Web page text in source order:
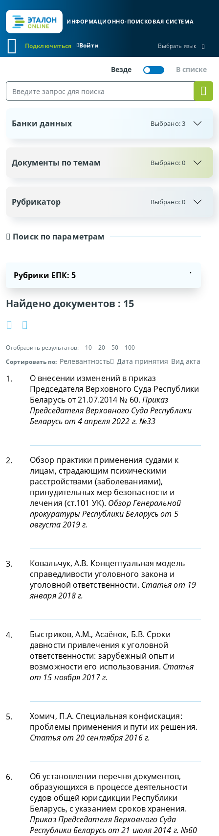
ИНФОРМАЦИОННО-ПОИСКОВАЯ СИСТЕМА
Войти
Подключиться Выбрать язык
Поиск по параметрам
Рубрики ЕПК: 5
Найдено документов : 15
Отобразить результатов: 10 20 50
100
Сортировать по: Релевантность Дата принятия Вид акта
1.
О внесении изменений в приказ
Председателя Верховного Суда Республики
Беларусь от 21.07.2014 № 60. Приказ
Председателя Верховного Суда Республики
Беларусь от 4 апреля 2022 г. №33
2.
Обзор практики применения судами к
лицам, страдающим психическими
расстройствами (заболеваниями),
принудительных мер безопасности и
лечения (ст.101 УК). Обзор Генеральной
прокуратуры Республики Беларусь от 5
августа 2019 г.
3.
Ковальчук, А.В. Концептуальная модель
справедливости уголовного закона и
уголовной ответственности. Статья от 19
января 2018 г.
4.
Быстриков, А.М., Асаёнок, Б.В. Сроки
давности привлечения к уголовной
ответственности: зарубежный опыт и
возможности его использования. Статья
от 15 ноября 2017 г.
5.
Хомич, П.А. Специальная конфискация:
проблемы применения и пути их решения.
Статья от 20 сентября 2016 г.
6.
Об установлении перечня документов,
образующихся в процессе деятельности
судов общей юрисдикции Республики
Беларусь, с указанием сроков хранения.
Приказ Председателя Верховного Суда
Республики Беларусь от 21 июля 2014 г. №60
Банки данных Выбрано:3
Документы по темам Выбрано:0
Рубрикатор Выбрано:0